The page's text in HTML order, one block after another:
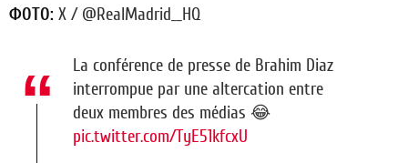
ФОТО: X / @RealMadrid__HQ
La conférence de presse de Brahim Diaz
interrompue par une altercation entre
deux membres des médias 😂
pic.twitter.com/TyE51kfcxU